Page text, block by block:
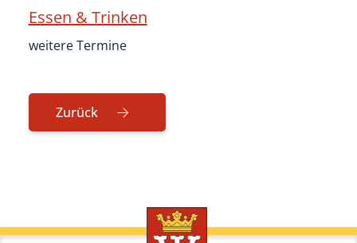
Essen & Trinken
weitere Termine
Zurück